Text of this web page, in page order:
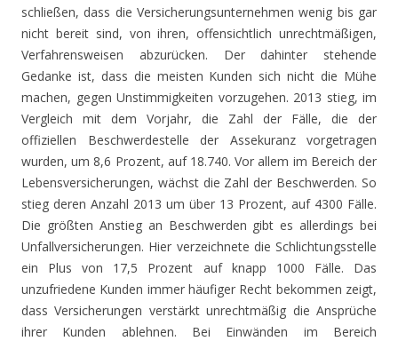
schließen, dass die Versicherungsunternehmen wenig bis gar
nicht bereit sind, von ihren, offensichtlich unrechtmäßigen,
Verfahrensweisen abzurücken. Der dahinter stehende
Gedanke ist, dass die meisten Kunden sich nicht die Mühe
machen, gegen Unstimmigkeiten vorzugehen. 2013 stieg, im
Vergleich mit dem Vorjahr, die Zahl der Fälle, die der
offiziellen Beschwerdestelle der Assekuranz vorgetragen
wurden, um 8,6 Prozent, auf 18.740. Vor allem im Bereich der
Lebensversicherungen, wächst die Zahl der Beschwerden. So
stieg deren Anzahl 2013 um über 13 Prozent, auf 4300 Fälle.
Die größten Anstieg an Beschwerden gibt es allerdings bei
Unfallversicherungen. Hier verzeichnete die Schlichtungsstelle
ein Plus von 17,5 Prozent auf knapp 1000 Fälle. Das
unzufriedene Kunden immer häufiger Recht bekommen zeigt,
dass Versicherungen verstärkt unrechtmäßig die Ansprüche
ihrer Kunden ablehnen. Bei Einwänden im Bereich